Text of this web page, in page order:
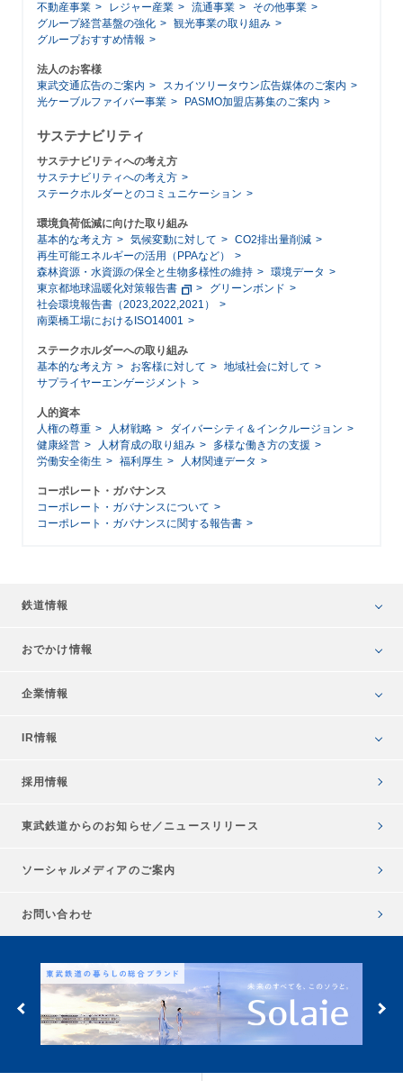
不動産事業
レジャー産業 流通事業
その他事業
グループ経営基盤の強化
観光事業の取り組み
グループおすすめ情報
法人のお客様
東武交通広告のご案内
スカイツリータウン広告媒体のご案内
光ケーブルファイバー事業
PASMO加盟店募集のご案内
サステナビリティ
サステナビリティへの考え方
サステナビリティへの考え方
ステークホルダーとのコミュニケーション
環境負荷低減に向けた取り組み
基本的な考え方
気候変動に対して
CO2排出量削減
再生可能エネルギーの活用（PPAなど）
森林資源・水資源の保全と生物多様性の維持
環境データ
東京都地球温暖化対策報告書
グリーンボンド
社会環境報告書（2023,2022,2021）
南栗橋工場におけるISO14001
ステークホルダーへの取り組み
基本的な考え方
お客様に対して
地域社会に対して
サプライヤーエンゲージメント
人的資本
人権の尊重
人材戦略
ダイバーシティ＆インクルージョン
健康経営
人材育成の取り組み
多様な働き方の支援
労働安全衛生
福利厚生 人材関連データ
コーポレート・ガバナンス
コーポレート・ガバナンスについて
コーポレート・ガバナンスに関する報告書
鉄道情報
おでかけ情報
企業情報
IR情報
採用情報
東武鉄道からのお知らせ／ ニュースリリース
ソーシャルメディアのご案内
お問い合わせ